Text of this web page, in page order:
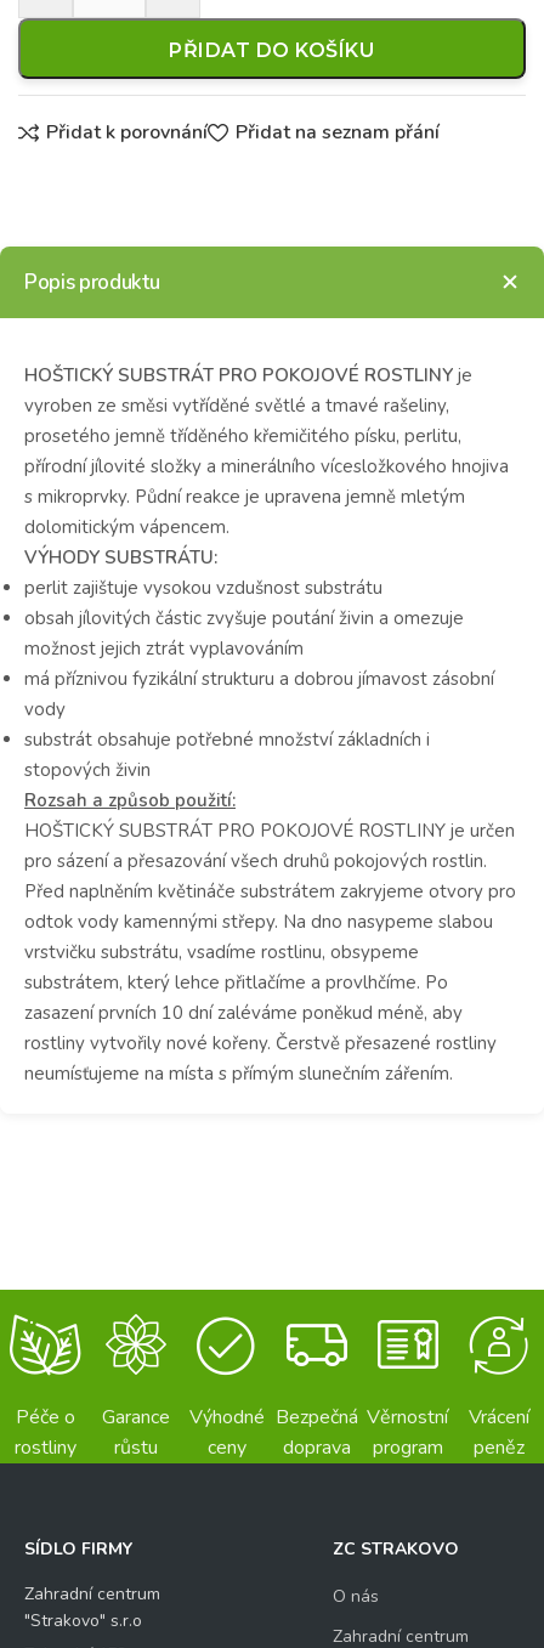
PŘIDAT DO KOŠÍKU
Přidat k porovnání Přidat na seznam přání
Popis produktu
HOŠTICKÝ SUBSTRÁT PRO POKOJOVÉ ROSTLINY je
vyroben ze směsi vytříděné světlé a tmavé rašeliny,
prosetého jemně tříděného křemičitého písku, perlitu,
přírodní jílovité složky a minerálního vícesložkového hnojiva
s mikroprvky. Půdní reakce je upravena jemně mletým
dolomitickým vápencem.
VÝHODY SUBSTRÁTU:
perlit zajištuje vysokou vzdušnost substrátu
obsah jílovitých částic zvyšuje poutání živin a omezuje
možnost jejich ztrát vyplavováním
má příznivou fyzikální strukturu a dobrou jímavost zásobní
vody
substrát obsahuje potřebné množství základních i
stopových živin
Rozsah a způsob použití:
HOŠTICKÝ SUBSTRÁT PRO POKOJOVÉ ROSTLINY je určen
pro sázení a přesazování všech druhů pokojových rostlin.
Před naplněním květináče substrátem zakryjeme otvory pro
odtok vody kamennými střepy. Na dno nasypeme slabou
vrstvičku substrátu, vsadíme rostlinu, obsypeme
substrátem, který lehce přitlačíme a provlhčíme. Po
zasazení prvních 10 dní zaléváme poněkud méně, aby
rostliny vytvořily nové kořeny. Čerstvě přesazené rostliny
neumísťujeme na místa s přímým slunečním zářením.
Péče o
rostliny
Garance
růstu
Výhodné
ceny
Bezpečná
doprava
Věrnostní
program
Vrácení
peněz
SÍDLO FIRMY
Zahradní centrum
"Strakovo" s.r.o
ZC STRAKOVO
O nás
Zahradní centrum